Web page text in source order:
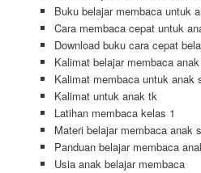
Buku belajar membaca untuk
Cara membaca cepat untuk
Download buku cara cepat
Kalimat belajar membaca
Kalimat membaca untuk anak
Kalimat untuk anak tk
Latihan membaca kelas 1
Materi belajar membaca anak
Panduan belajar membaca
Usia anak belajar membaca